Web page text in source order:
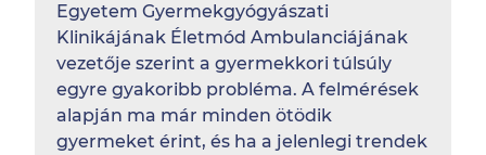
Egyetem Gyermekgyógyászati
Klinikájának Életmód Ambulanciájának
vezetője szerint a gyermekkori túlsúly
egyre gyakoribb probléma. A felmérések
alapján ma már minden ötödik
gyermeket érint, és ha a jelenlegi trendek